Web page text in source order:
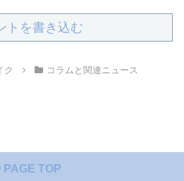
トを書き込む
ク コラムと関連ニュース
PAGE TOP